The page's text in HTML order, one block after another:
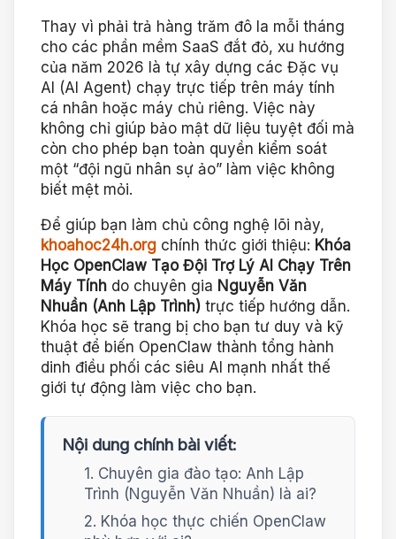
Thay vì phải trả hàng trăm đô la mỗi tháng
cho các phần mềm SaaS đắt đỏ, xu hướng
của năm 2026 là tự xây dựng các Đặc vụ
AI (AI Agent) chạy trực tiếp trên máy tính
cá nhân hoặc máy chủ riêng. Việc này
không chỉ giúp bảo mật dữ liệu tuyệt đối mà
còn cho phép bạn toàn quyền kiểm soát
một “đội ngũ nhân sự ảo” làm việc không
biết mệt mỏi.
Để giúp bạn làm chủ công nghệ lõi này,
khoahoc24h.org chính thức giới thiệu: Khóa
Học OpenClaw Tạo Đội Trợ Lý AI Chạy Trên
Máy Tính do chuyên gia Nguyễn Văn
Nhuần (Anh Lập Trình) trực tiếp hướng dẫn.
Khóa học sẽ trang bị cho bạn tư duy và kỹ
thuật để biến OpenClaw thành tổng hành
dinh điều phối các siêu AI mạnh nhất thế
giới tự động làm việc cho bạn.
Nội dung chính bài viết:
1. Chuyên gia đào tạo: Anh Lập
Trình (Nguyễn Văn Nhuần) là ai?
2. Khóa học thực chiến OpenClaw